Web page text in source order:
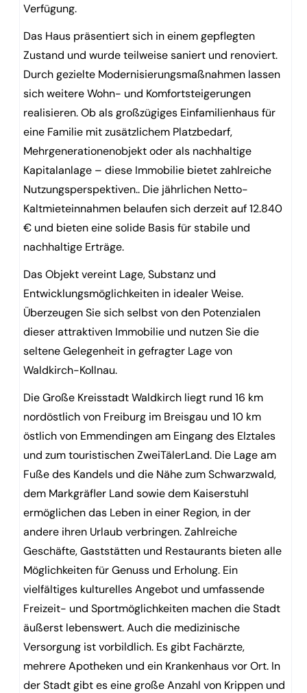
Verfügung.
Das Haus präsentiert sich in einem gepflegten
Zustand und wurde teilweise saniert und renoviert.
Durch gezielte Modernisierungsmaßnahmen lassen
sich weitere Wohn- und Komfortsteigerungen
realisieren. Ob als großzügiges Einfamilienhaus für
eine Familie mit zusätzlichem Platzbedarf,
Mehrgenerationenobjekt oder als nachhaltige
Kapitalanlage – diese Immobilie bietet zahlreiche
Nutzungsperspektiven.. Die jährlichen Netto-
Kaltmieteinnahmen belaufen sich derzeit auf 12.840
€ und bieten eine solide Basis für stabile und
nachhaltige Erträge.
Das Objekt vereint Lage, Substanz und
Entwicklungsmöglichkeiten in idealer Weise.
Überzeugen Sie sich selbst von den Potenzialen
dieser attraktiven Immobilie und nutzen Sie die
seltene Gelegenheit in gefragter Lage von
Waldkirch-Kollnau.
Die Große Kreisstadt Waldkirch liegt rund 16 km
nordöstlich von Freiburg im Breisgau und 10 km
östlich von Emmendingen am Eingang des Elztales
und zum touristischen ZweiTälerLand. Die Lage am
Fuße des Kandels und die Nähe zum Schwarzwald,
dem Markgräfler Land sowie dem Kaiserstuhl
ermöglichen das Leben in einer Region, in der
andere ihren Urlaub verbringen. Zahlreiche
Geschäfte, Gaststätten und Restaurants bieten alle
Möglichkeiten für Genuss und Erholung. Ein
vielfältiges kulturelles Angebot und umfassende
Freizeit- und Sportmöglichkeiten machen die Stadt
äußerst lebenswert. Auch die medizinische
Versorgung ist vorbildlich. Es gibt Fachärzte,
mehrere Apotheken und ein Krankenhaus vor Ort. In
der Stadt gibt es eine große Anzahl von Krippen und